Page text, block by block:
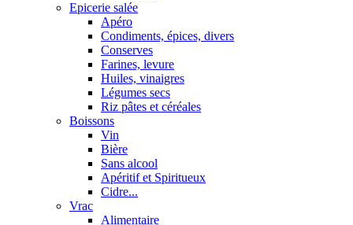
Epicerie salée
Apéro
Condiments, épices, divers
Conserves
Farines, levure
Huiles, vinaigres
Légumes secs
Riz pâtes et céréales
Boissons
Vin
Bière
Sans alcool
Apéritif et Spiritueux
Cidre...
Vrac
Alimentaire